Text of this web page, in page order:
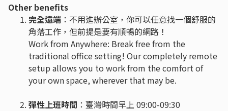
Other benefits
完全遠端 ：不用進辦公室，你可以任意找一個舒服的
角落工作，但前提是要有順暢的網路！
Work from Anywhere: Break free from the
traditional office setting! Our completely remote
setup allows you to work from the comfort of
your own space, wherever that may be.
彈性上班時間 ：臺灣時間早上 09:00-09:30